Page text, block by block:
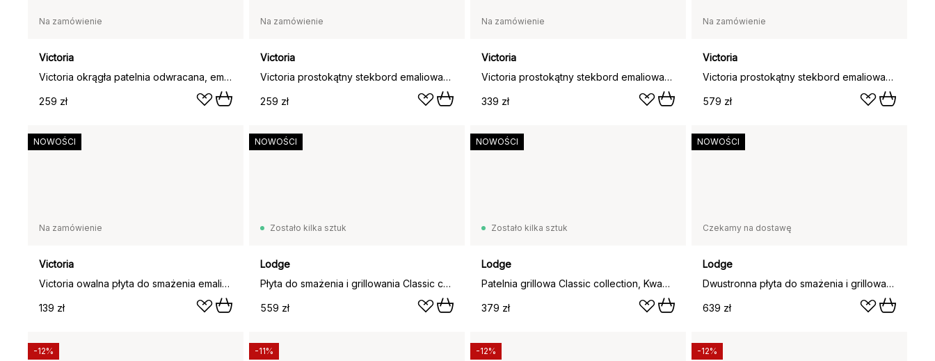
Na zamówienie
Victoria
Victoria okrągła patelnia odwracana, emaliowana, Ø32 cm
259 zł
Na zamówienie
Victoria
Victoria prostokątny stekbord emaliowany, 40,2x21,3 cm
259 zł
Na zamówienie
Victoria
Victoria prostokątny stekbord emaliowany, 47,4x25,4 cm
339 zł
Na zamówienie
Victoria
Victoria prostokątny stekbord emaliowany, 50x35 cm
579 zł
Na zamówienie
Victoria
Victoria owalna płyta do smażenia emaliowana, 34,3x16,4 cm
139 zł
NOWOŚCI
Zostało kilka sztuk
Lodge
Płyta do smażenia i grillowania Classic collection, Żeliwo, dwustronne
559 zł
NOWOŚCI
Zostało kilka sztuk
Lodge
Patelnia grillowa Classic collection, Kwadratowy
379 zł
NOWOŚCI
Czekamy na dostawę
Lodge
Dwustronna płyta do smażenia i grillowania Chef collection, 50x25 cm
639 zł
NOWOŚCI
-12% -11% -12% -12%